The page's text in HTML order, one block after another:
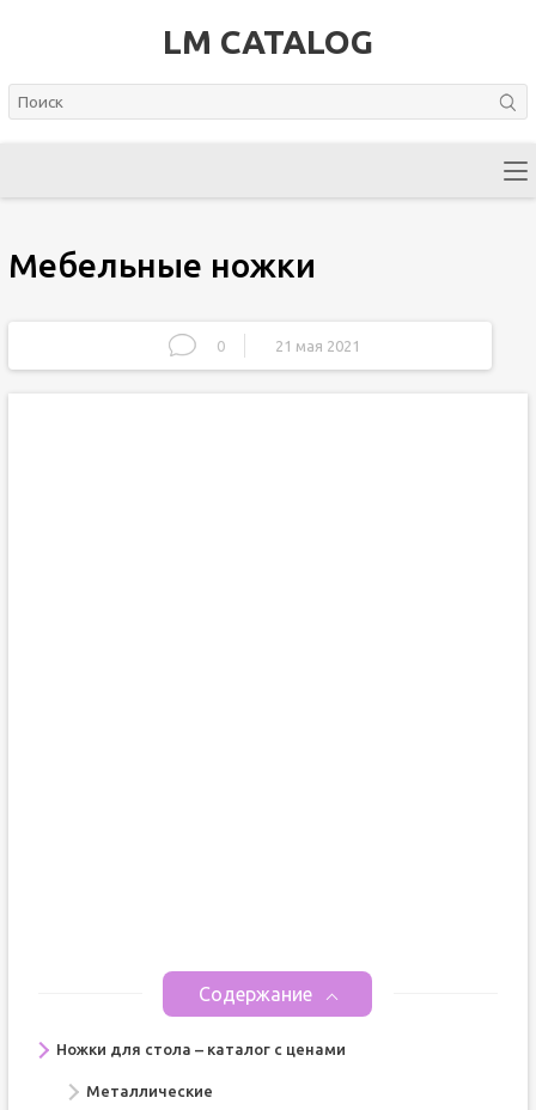
LM CATALOG
Мебельные ножки
0 21 мая 2021
Содержание
Ножки для стола – каталог с ценами
Металлические